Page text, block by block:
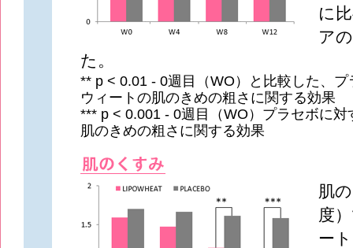
に
ア
た。
** p < 0.01 - 0週目（WO）と比較した、
ウィートの肌のきめの粗さに関する効果
*** p < 0.001 - 0週目（WO）プラセボに対
肌のきめの粗さに関する効果
肌
度
ー